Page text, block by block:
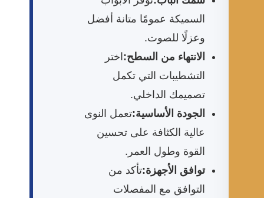
السميكة عمومًا متانة أفضل
وعزلًا للصوت.
الانتهاء من السطح: اختر
التشطيبات التي تكمل
تصميمك الداخلي.
الجودة الأساسية:تعمل النوى
عالية الكثافة على تحسين
القوة وطول العمر.
توافق الأجهزة: تأكد من
التوافق مع المفصلات